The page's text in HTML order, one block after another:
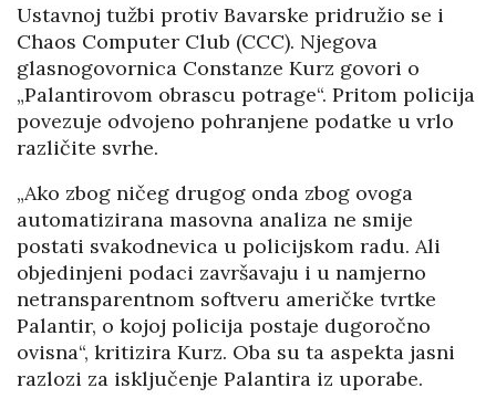
Ustavnoj tužbi protiv Bavarske pridružio se i
Chaos Computer Club (CCC). Njegova
glasnogovornica Constanze Kurz govori o
„Palantirovom obrascu potrage“. Pritom policija
povezuje odvojeno pohranjene podatke u vrlo
različite svrhe.
„Ako zbog ničeg drugog onda zbog ovoga
automatizirana masovna analiza ne smije
postati svakodnevica u policijskom radu. Ali
objedinjeni podaci završavaju i u namjerno
netransparentnom softveru američke tvrtke
Palantir, o kojoj policija postaje dugoročno
ovisna“, kritizira Kurz. Oba su ta aspekta jasni
razlozi za isključenje Palantira iz uporabe.